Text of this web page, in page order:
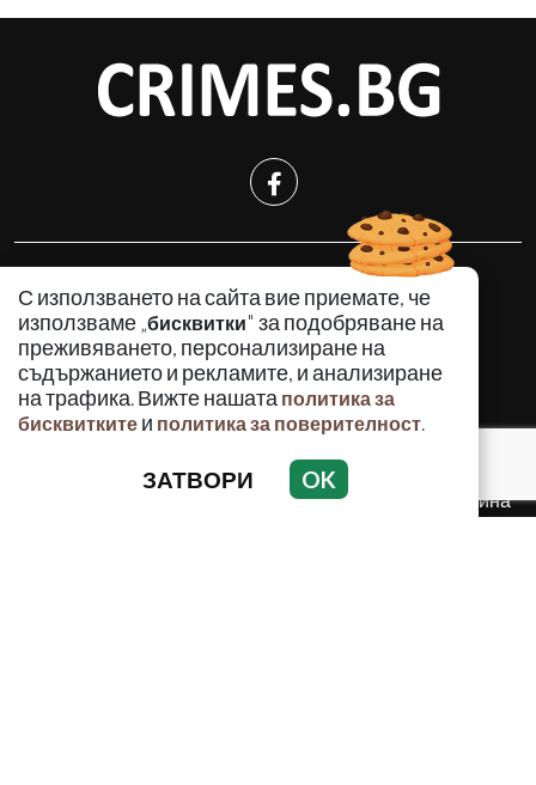
С използването на сайта вие приемате, че
използваме „бисквитки" за подобряване на
преживяването, персонализиране на
съдържанието и рекламите, и анализиране
на трафика. Вижте нашата политика за
бисквитките и политика за поверителност.
ЗАТВОРИ OK
КРИМИНАЛНО
ИНЦИДЕНТИ
АНАЛИЗИ
ПО СВЕТА
ВОДЕЩИ ТЕМИ
Използването и публикуването на част или цялото
съдържание на Crimes.BG без разрешение на Медийна